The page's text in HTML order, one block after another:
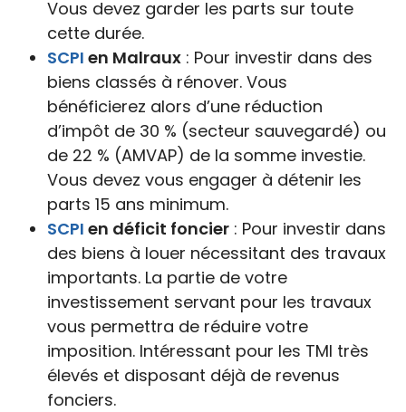
Vous devez garder les parts sur toute
cette durée.
SCPI en Malraux : Pour investir dans des
biens classés à rénover. Vous
bénéficierez alors d’une réduction
d’impôt de 30 % (secteur sauvegardé) ou
de 22 % (AMVAP) de la somme investie.
Vous devez vous engager à détenir les
parts 15 ans minimum.
SCPI en déficit foncier : Pour investir dans
des biens à louer nécessitant des travaux
importants. La partie de votre
investissement servant pour les travaux
vous permettra de réduire votre
imposition. Intéressant pour les TMI très
élevés et disposant déjà de revenus
fonciers.